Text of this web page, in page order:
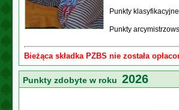
Punkty klasyfikacyjne
Punkty
Bieżąca składka PZBS nie została
Punkty zdobyte w roku 2026